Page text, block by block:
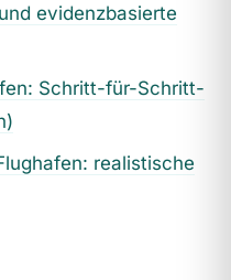
evidenzbasierte
Schritt-für-Schritt-
realistische